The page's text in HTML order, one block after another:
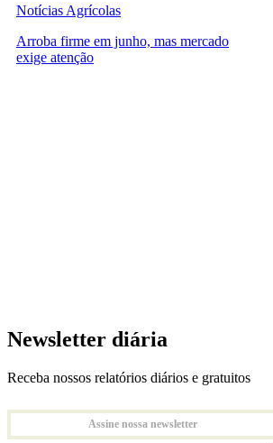
Notícias Agrícolas
Arroba firme em junho, mas mercado
exige atenção
Newsletter diária
Receba nossos relatórios diários e gratuitos
Assine nossa newsletter